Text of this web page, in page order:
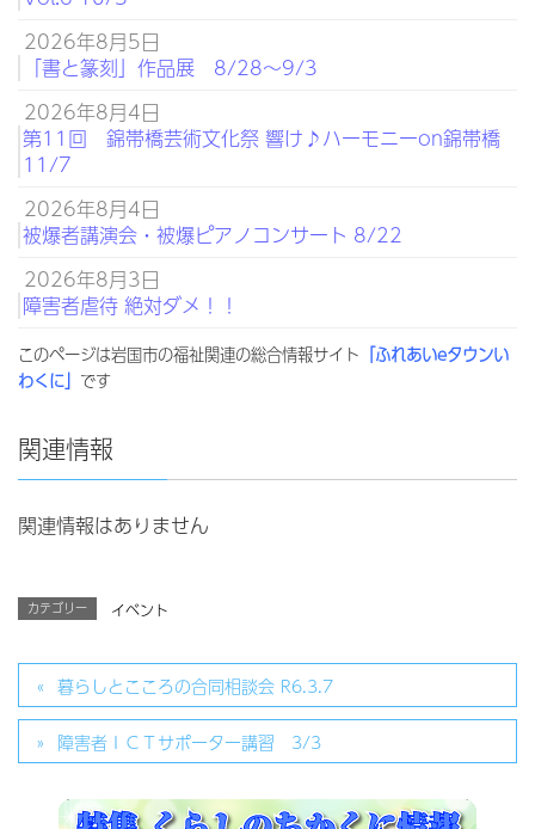
2026年8月5日
「書と篆刻」作品展 8/28～9/3
2026年8月4日
第11回 錦帯橋芸術文化祭 響け♪ハーモニーon錦帯橋
11/7
2026年8月4日
被爆者講演会・被爆ピアノコンサート 8/22
2026年8月3日
障害者虐待 絶対ダメ！！
このページは岩国市の福祉関連の総合情報サイト 「ふれあいeタウンい
わくに」 です
関連情報
関連情報はありません
カテゴリー イベント
暮らしとこころの合同相談会 R6.3.7
障害者ＩＣＴサポーター講習 3/3